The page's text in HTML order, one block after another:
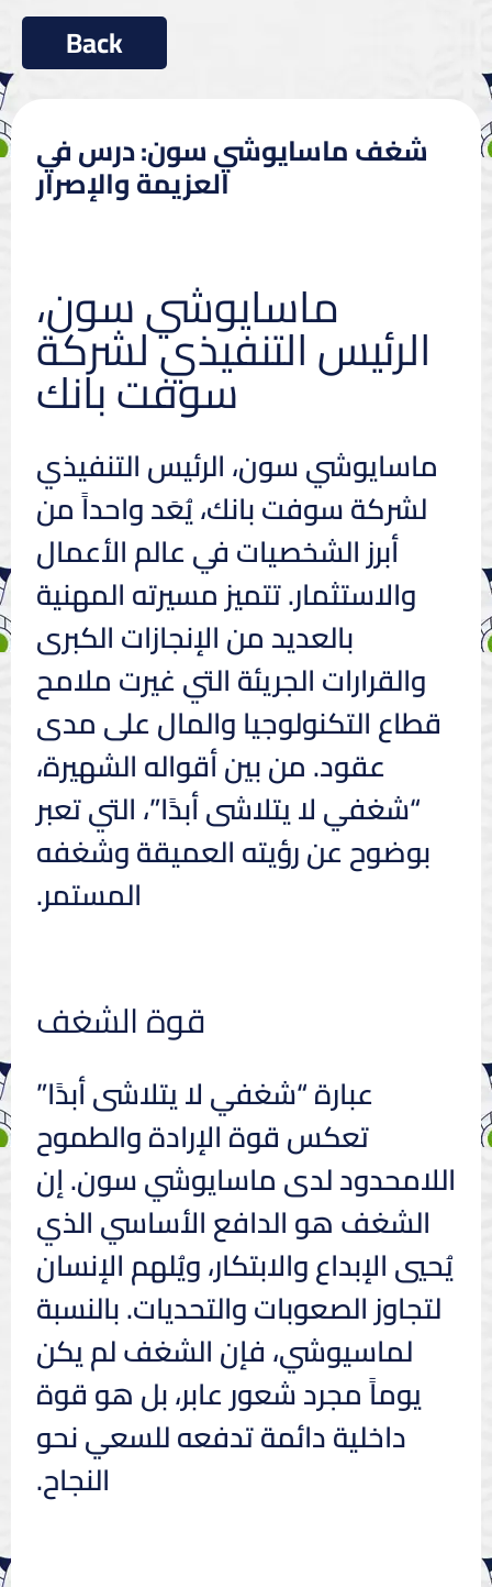
شغف ماسايوشي سون: درس في
العزيمة والإصرار
ماسايوشي سون،
الرئيس التنفيذي لشركة
سوفت بانك
ماسايوشي سون، الرئيس التنفيذي
لشركة سوفت بانك، يُعَد واحداً من
أبرز الشخصيات في عالم الأعمال
والاستثمار. تتميز مسيرته المهنية
بالعديد من الإنجازات الكبرى
والقرارات الجريئة التي غيرت ملامح
قطاع التكنولوجيا والمال على مدى
عقود. من بين أقواله الشهيرة،
“شغفي لا يتلاشى أبدًا”، التي تعبر
بوضوح عن رؤيته العميقة وشغفه
المستمر.
قوة الشغف
عبارة “شغفي لا يتلاشى أبدًا”
تعكس قوة الإرادة والطموح
اللامحدود لدى ماسايوشي سون. إن
الشغف هو الدافع الأساسي الذي
يُحيي الإبداع والابتكار، ويُلهم الإنسان
لتجاوز الصعوبات والتحديات. بالنسبة
لماسيوشي، فإن الشغف لم يكن
يوماً مجرد شعور عابر، بل هو قوة
داخلية دائمة تدفعه للسعي نحو
النجاح.